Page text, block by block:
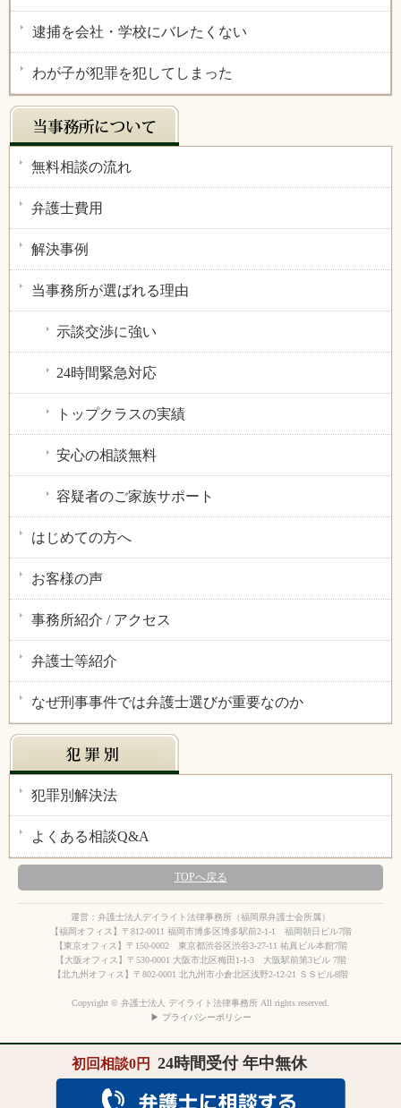
逮捕を会社・学校にバレたくない
わが子が犯罪を犯してしまった
無料相談の流れ
弁護士費用
解決事例
当事務所が選ばれる理由
示談交渉に強い
24時間緊急対応
トップクラスの実績
安心の相談無料
容疑者のご家族サポート
はじめての方へ
お客様の声
事務所紹介 / アクセス
弁護士等紹介
なぜ刑事事件では弁護士選びが重要なのか
犯罪別解決法
よくある相談Q&A
初回相談0円 24時間受付 年中無休
TOPへ戻る
運営：弁護士法人デイライト法律事務所（福岡県弁護士会所属）
【福岡オフィス】〒812-0011 福岡市博多区博多駅前2-1-1 福岡朝日ビル7階
【東京オフィス】〒150-0002 東京都渋谷区渋谷3-27-11 祐真ビル本館7階
【大阪オフィス】〒530-0001 大阪市北区梅田1-1-3 大阪駅前第3ビル 7階
【北九州オフィス】〒802-0001 北九州市小倉北区浅野2-12-21 ＳＳビル8階
Copyright © 弁護士法人 デイライト法律事務所 All rights reserved.
▶ プライバシーポリシー